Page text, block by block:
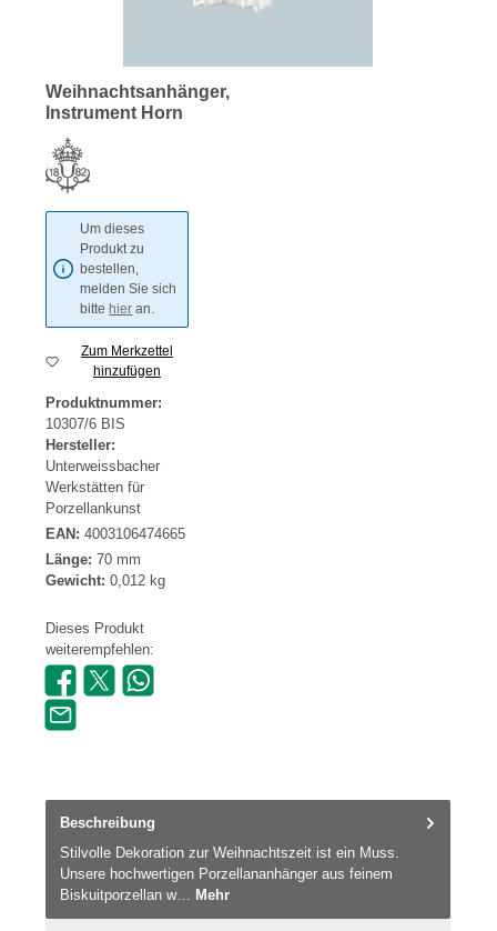
Weihnachtsanhänger,
Instrument Horn
Um dieses
Produkt zu
bestellen,
melden Sie sich
bitte hier an.
Zum Merkzettel
hinzufügen
Produktnummer:
10307/6 BIS
Hersteller:
Unterweissbacher
Werkstätten für
Porzellankunst
EAN: 4003106474665
Länge: 70 mm
Gewicht: 0,012 kg
Dieses Produkt
weiterempfehlen:
Beschreibung
Stilvolle Dekoration zur Weihnachtszeit ist ein Muss.
Unsere hochwertigen Porzellananhänger aus feinem
Biskuitporzellan w… Mehr